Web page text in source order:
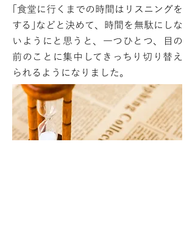
｢食堂に行くまでの時間はリスニングを
する｣などと決めて、時間を無駄にしな
いようにと思うと、一つひとつ、目の
前のことに集中してきっちり切り替え
られるようになりました。